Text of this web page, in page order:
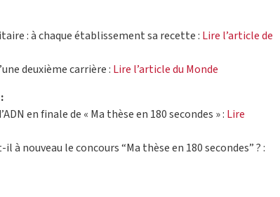
: à chaque établissement sa recette : Lire l’article de
deuxième carrière : Lire l’article du Monde
en finale de « Ma thèse en 180 secondes » : Lire
nouveau le concours “Ma thèse en 180 secondes” ? :